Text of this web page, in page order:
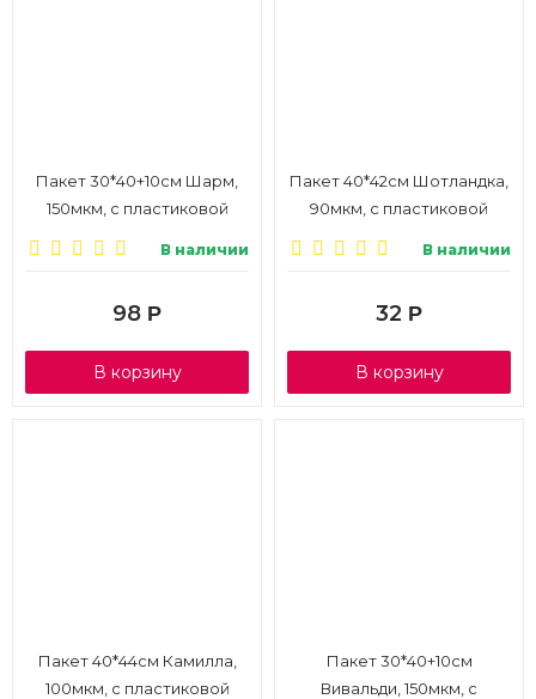
Пакет 30*40+10см Шарм,
150мкм, с пластиковой
В наличии
98 Р
В корзину
Пакет 40*42см Шотландка,
90мкм, с пластиковой
В наличии
32 Р
В корзину
Пакет 40*44см Камилла,
100мкм, с пластиковой
Пакет 30*40+10см
Вивальди, 150мкм, с